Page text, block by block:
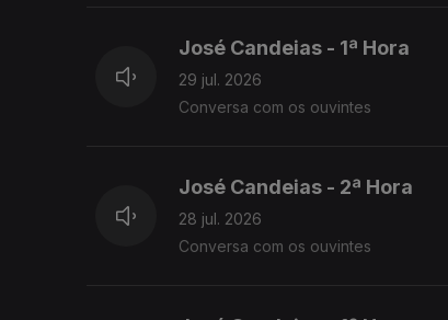
José Candeias - 1ª Hora
29 jul. 2026
Conversa com os ouvintes
José Candeias - 2ª Hora
28 jul. 2026
Conversa com os ouvintes